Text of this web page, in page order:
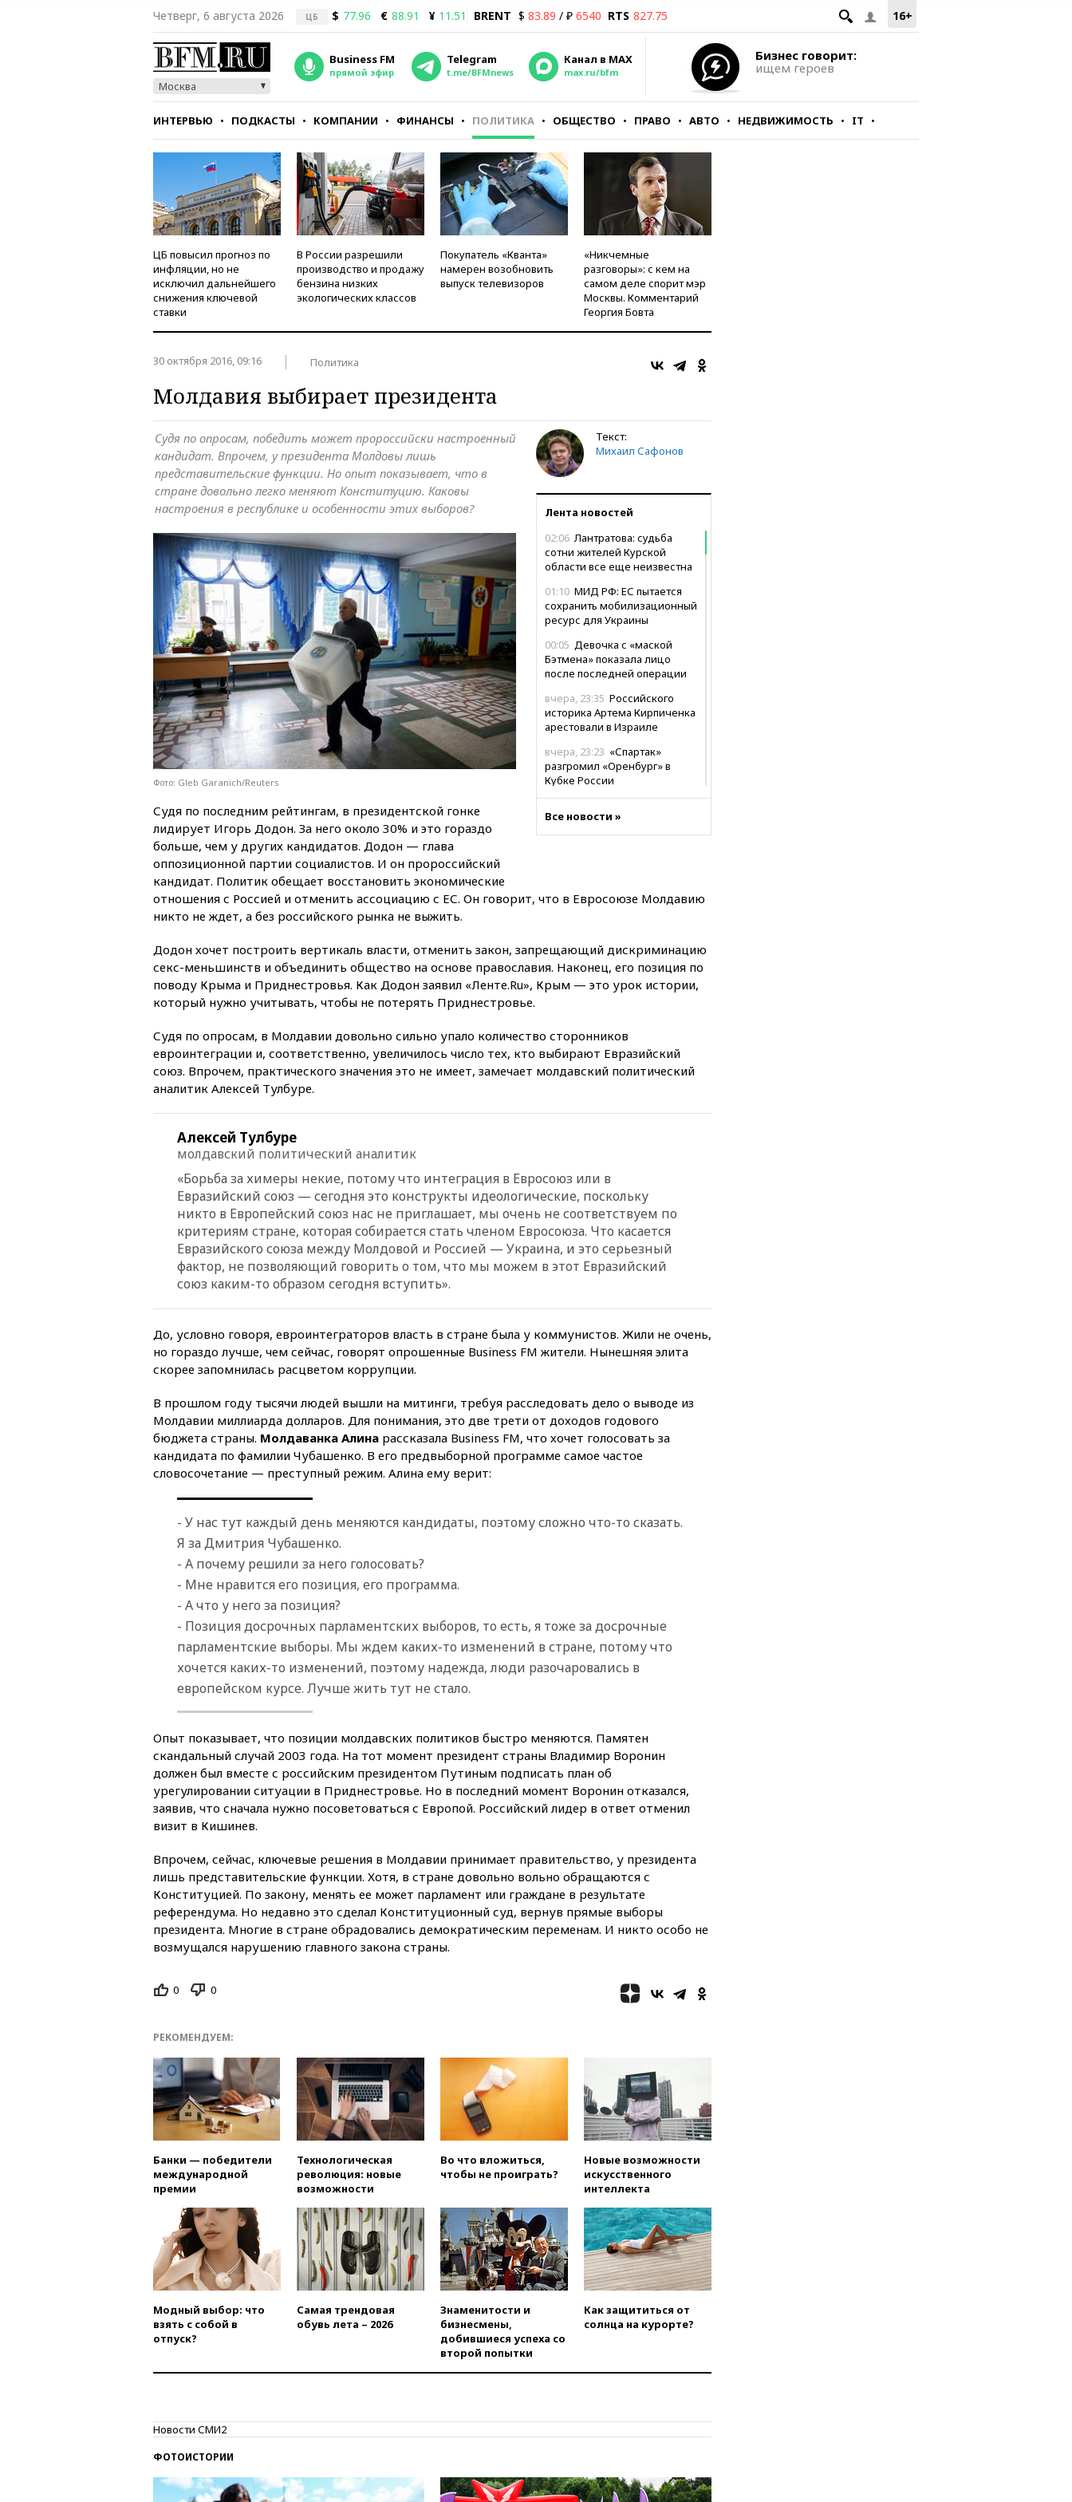
16+
Четверг, 6 августа 2026 ЦБ $ 77.96 € 88.91 ¥ 11.51 BRENT $ 83.89 / ₽ 6540 RTS 827.75
Москва
Business FM
прямой эфир
Telegram
t.me/BFMnews
Канал в MAX
max.ru/bfm
Бизнес говорит:
ищем героев
ИНТЕРВЬЮ ПОДКАСТЫ КОМПАНИИ ФИНАНСЫ ПОЛИТИКА ОБЩЕСТВО ПРАВО АВТО НЕДВИЖИМОСТЬ IT
СТИЛЬ ТЕСТЫ
ЦБ повысил прогноз по
инфляции, но не
исключил дальнейшего
снижения ключевой
ставки
В России разрешили
производство и продажу
бензина низких
экологических классов
Покупатель «Кванта»
намерен возобновить
выпуск телевизоров
«Никчемные
разговоры»: с кем на
самом деле спорит мэр
Москвы. Комментарий
Георгия Бовта
30 октября 2016, 09:16 Политика
Молдавия выбирает президента
Текст:
Михаил Сафонов
Лента новостей
02:06 Лантратова: судьба
сотни жителей Курской
области все еще неизвестна
01:10 МИД РФ: ЕС пытается
сохранить мобилизационный
ресурс для Украины
00:05 Девочка с «маской
Бэтмена» показала лицо
после последней операции
вчера, 23:35 Российского
историка Артема Кирпиченка
арестовали в Израиле
вчера, 23:23 «Спартак»
разгромил «Оренбург» в
Кубке России
X о миграционном кризисе в
Сеуте набрал миллион
означает прекращения
вчера, 22:35 Семь грузовых
вагонов сошли с рельсов в
Оренбургской области
доходы российского бюджета
вчера, 22:15
Аксаков: ЦБ
согласовал первый стандарт
вчера, 21:43Организаторы
вчера, 21:35 Машков: в РФ
подготовили концепцию
развития театрального
искусства до 2035 года
вчера, 21:21Правительство
РФ разрешило продажу
Машковым 150-летие Союза
театральных деятелей
47 из 50 штатов США
вчера, 20:35
ПВО за 12 часов
сбила 200 украинских
беспилотников
электричество
вчера, 20:00 Зеленский связал
дефицит ракет с попыткой
примет беспрецедентные
меры безопасности во время
выборов
вчера, 19:35Памфилова
сообщила об омоложении
партийных списков на выборах
вчера, 19:25Путин
прокомментировал первый
номер «Единой России» в
бюллетене
вчера, 19:15 Путин обсудил с
Памфиловой подготовку к
отрицает перенос основной
логистики за пределы России
сгорел под Киевом
вчера, 18:35
Джаред Лето
лишился роли в фильме
Барри Левинсона на фоне
обвинений в насилии
ГИТИСа перенесены на «после
1 ноября»
вчера, 18:15Путин указал на
нехватку врачей в
Белгородской области
вчера, 17:58ЕС отменил
временную защиту для
военнообязанных украинцев
вчера, 17:45 Шуваев сообщил
об учащении атак ВСУ на
Белгородскую область
вчера, 17:25Путин встретился
Шуваевым
Все новости »
Судя по опросам, победить может пророссийски настроенный
кандидат. Впрочем, у президента Молдовы лишь
представительские функции. Но опыт показывает, что в
стране довольно легко меняют Конституцию. Каковы
настроения в республике и особенности этих выборов?
Фото: Gleb Garanich/Reuters
Судя по последним рейтингам, в президентской гонке
лидирует Игорь Додон. За него около 30% и это гораздо
больше, чем у других кандидатов. Додон — глава
оппозиционной партии социалистов. И он пророссийский
кандидат. Политик обещает восстановить экономические
отношения с Россией и отменить ассоциацию с ЕС. Он говорит, что в Евросоюзе Молдавию
никто не ждет, а без российского рынка не выжить.
Додон хочет построить вертикаль власти, отменить закон, запрещающий дискриминацию
секс-меньшинств и объединить общество на основе православия. Наконец, его позиция по
поводу Крыма и Приднестровья. Как Додон заявил «Ленте.Ru», Крым — это урок истории,
который нужно учитывать, чтобы не потерять Приднестровье.
Судя по опросам, в Молдавии довольно сильно упало количество сторонников
евроинтеграции и, соответственно, увеличилось число тех, кто выбирают Евразийский
союз. Впрочем, практического значения это не имеет, замечает молдавский политический
аналитик Алексей Тулбуре.
Алексей Тулбуре
молдавский политический аналитик
«Борьба за химеры некие, потому что интеграция в Евросоюз или в
Евразийский союз — сегодня это конструкты идеологические, поскольку
никто в Европейский союз нас не приглашает, мы очень не соответствуем по
критериям стране, которая собирается стать членом Евросоюза. Что касается
Евразийского союза между Молдовой и Россией — Украина, и это серьезный
фактор, не позволяющий говорить о том, что мы можем в этот Евразийский
союз каким-то образом сегодня вступить».
До, условно говоря, евроинтеграторов власть в стране была у коммунистов. Жили не очень,
но гораздо лучше, чем сейчас, говорят опрошенные Business FM жители. Нынешняя элита
скорее запомнилась расцветом коррупции.
В прошлом году тысячи людей вышли на митинги, требуя расследовать дело о выводе из
Молдавии миллиарда долларов. Для понимания, это две трети от доходов годового
бюджета страны. Молдаванка Алина рассказала Business FM, что хочет голосовать за
кандидата по фамилии Чубашенко. В его предвыборной программе самое частое
словосочетание — преступный режим. Алина ему верит:
- У нас тут каждый день меняются кандидаты, поэтому сложно что-то сказать.
Я за Дмитрия Чубашенко.
- А почему решили за него голосовать?
- Мне нравится его позиция, его программа.
- А что у него за позиция?
- Позиция досрочных парламентских выборов, то есть, я тоже за досрочные
парламентские выборы. Мы ждем каких-то изменений в стране, потому что
хочется каких-то изменений, поэтому надежда, люди разочаровались в
европейском курсе. Лучше жить тут не стало.
Опыт показывает, что позиции молдавских политиков быстро меняются. Памятен
скандальный случай 2003 года. На тот момент президент страны Владимир Воронин
должен был вместе с российским президентом Путиным подписать план об
урегулировании ситуации в Приднестровье. Но в последний момент Воронин отказался,
заявив, что сначала нужно посоветоваться с Европой. Российский лидер в ответ отменил
визит в Кишинев.
Впрочем, сейчас, ключевые решения в Молдавии принимает правительство, у президента
лишь представительские функции. Хотя, в стране довольно вольно обращаются с
Конституцией. По закону, менять ее может парламент или граждане в результате
референдума. Но недавно это сделал Конституционный суд, вернув прямые выборы
президента. Многие в стране обрадовались демократическим переменам. И никто особо не
возмущался нарушению главного закона страны.
0 0
РЕКОМЕНДУЕМ:
Банки — победители
международной
премии
Технологическая
революция: новые
возможности
Во что вложиться,
чтобы не проиграть?
Новые возможности
искусственного
интеллекта
Модный выбор: что
взять с собой в
отпуск?
Самая трендовая
обувь лета – 2026
Знаменитости и
бизнесмены,
добившиеся успеха со
второй попытки
Как защититься от
солнца на курорте?
Новости СМИ2
ФОТОИСТОРИИ